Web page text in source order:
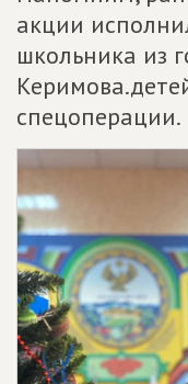
акции
школьника из
спецоперации.